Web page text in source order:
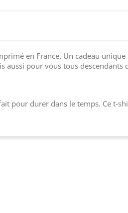
en France. Un cadeau
pour vous tous descendants
pour durer dans le temps. Ce t-